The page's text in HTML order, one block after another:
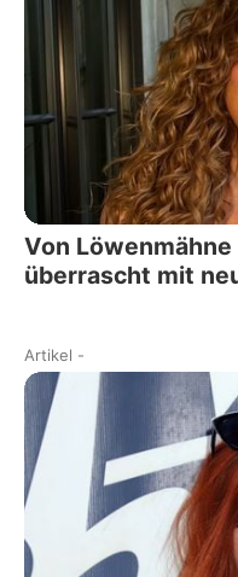
Von Löwenmähne
überrascht mit
Artikel -